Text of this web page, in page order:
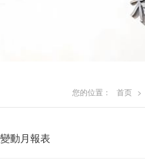
您的位置： 首页 >
動月報表